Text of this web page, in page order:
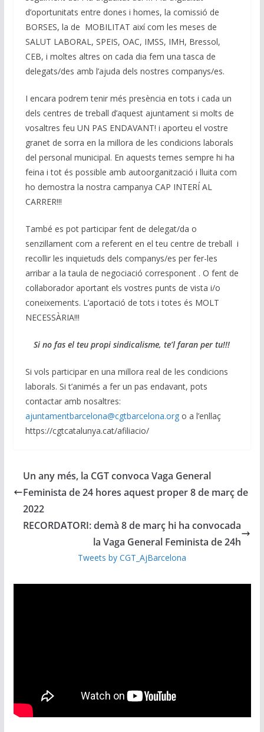
d’oportunitats entre dones i homes, la comissió de
BORSES, la de MOBILITAT així com les meses de
SALUT LABORAL, SPEIS, OAC, IMSS, IMH, Bressol,
CEB, i moltes altres on cada dia fem una tasca de
delegats/des amb l’ajuda dels nostres companys/es.
I encara podrem tenir més presència en tots i cada un
dels centres de treball d’aquest ajuntament si molts de
vosaltres feu UN PAS ENDAVANT! i aporteu el vostre
granet de sorra en la millora de les condicions laborals
del personal municipal. En aquests temes sempre hi ha
feina i tot és possible amb autoorganització i lluita com
ho demostra la nostra campanya CAP INTERÍ AL
CARRER!!!
També es pot participar fent de delegat/da o
senzillament com a referent en el teu centre de treball i
recollir les inquietuds dels companys/es per fer-les
arribar a la taula de negociació corresponent . O fent de
col·laborador aportant els vostres punts de vista i/o
coneixements. L’aportació de tots i totes és MOLT
NECESSÀRIA!!!
Si no fas el teu propi sindicalisme, te’l faran per tu!!!
Si vols participar en una millora real de les condicions
laborals. Si t’animés a fer un pas endavant, pots
contactar amb nosaltres:
ajuntamentbarcelona@cgtbarcelona.orgo a l’enllaç
https://cgtcatalunya.cat/afiliacio/
Un any més, la CGT convoca Vaga General
Feminista de 24 hores aquest proper 8 de març de
2022
RECORDATORI: demà 8 de març hi ha convocada
la Vaga General Feminista de 24h
Tweets by CGT_AjBarcelona